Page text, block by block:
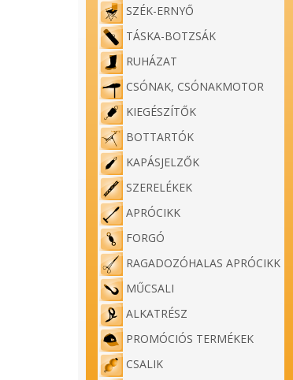
SZÉK-ERNYŐ
TÁSKA-BOTZSÁK
RUHÁZAT
CSÓNAK, CSÓNAKMOTOR
KIEGÉSZÍTŐK
BOTTARTÓK
KAPÁSJELZŐK
SZERELÉKEK
APRÓCIKK
FORGÓ
RAGADOZÓHALAS APRÓCIKK
MŰCSALI
ALKATRÉSZ
PROMÓCIÓS TERMÉKEK
CSALIK